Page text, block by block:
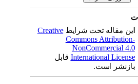
این مقاله تحت شرایطCreative
Commons
NonCommercial 4.0
Internationalقابل
بازنشر است.